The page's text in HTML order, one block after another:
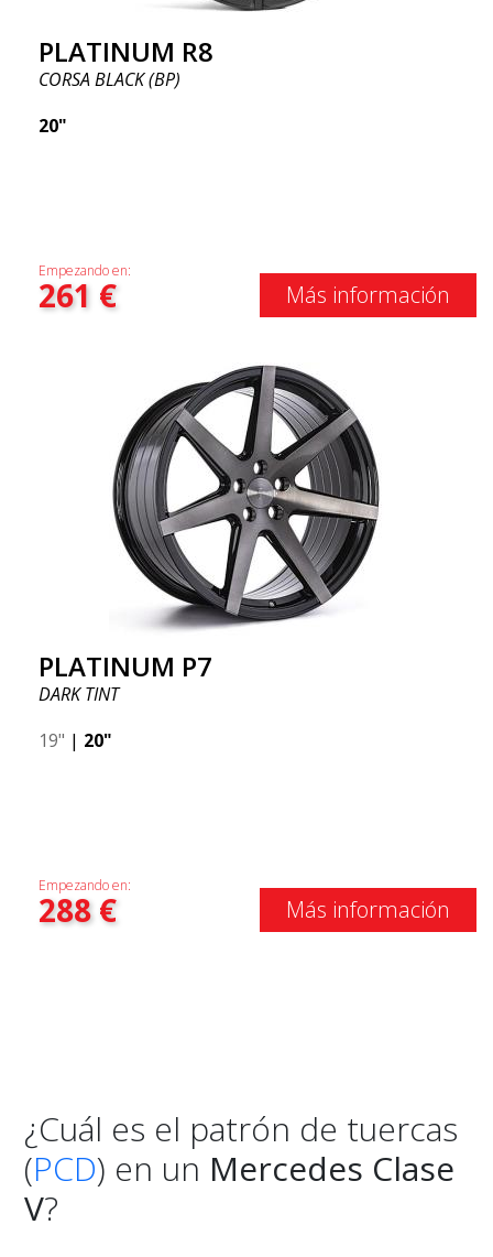
PLATINUM R8
CORSA BLACK (BP)
20"
Empezando en:
261 € Más información
PLATINUM P7
DARK TINT
19" | 20"
Empezando en:
288€ Más información
¿Cuál es el patrón de tuercas
(PCD) en un Mercedes Clase
V?